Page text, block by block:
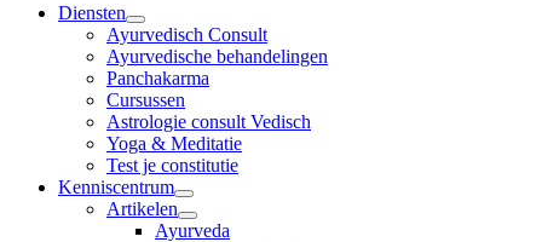
Diensten
Ayurvedisch Consult
Ayurvedische behandelingen
Panchakarma
Cursussen
Astrologie consult Vedisch
Yoga & Meditatie
Test je constitutie
Kenniscentrum
Artikelen
Ayurveda